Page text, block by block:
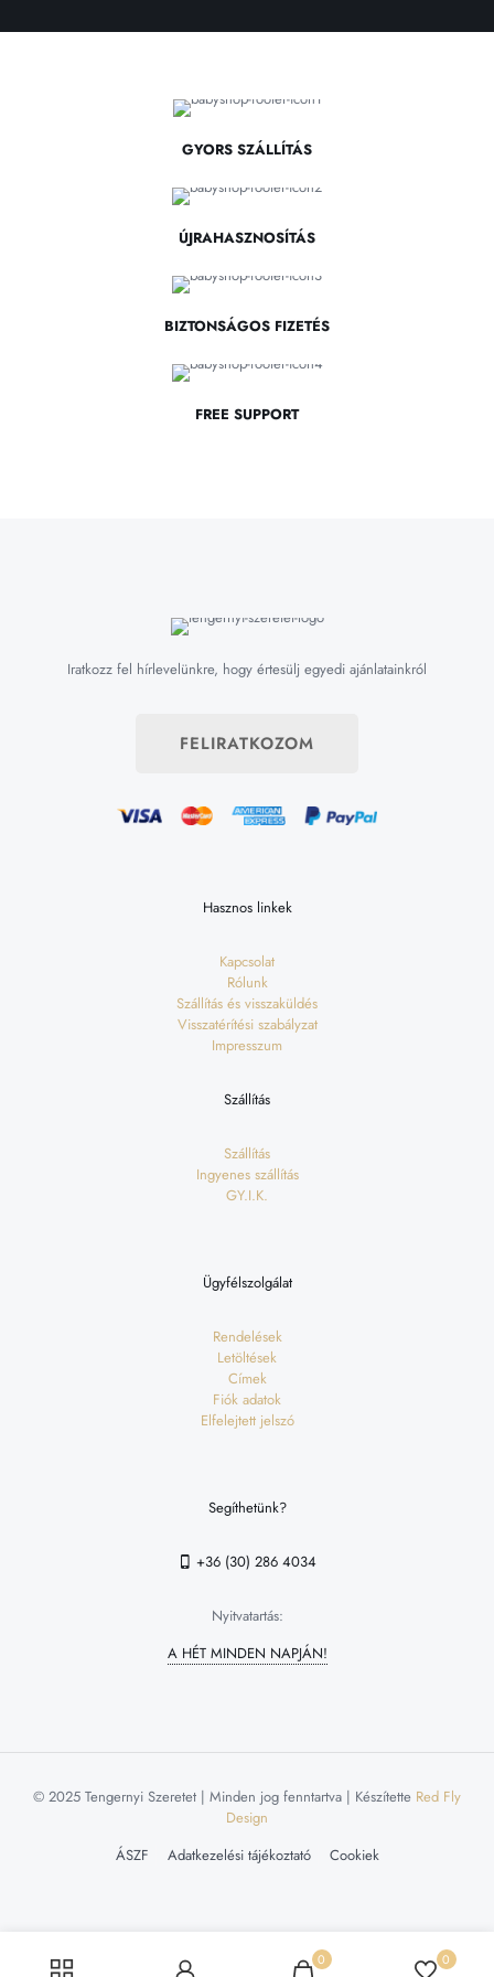
GYORS SZÁLLÍTÁS
ÚJRAHASZNOSÍTÁS
BIZTONSÁGOS FIZETÉS
FREE SUPPORT
Iratkozz fel hírlevelünkre, hogy értesülj egyedi ajánlatainkról
FELIRATKOZOM
Hasznos linkek
Kapcsolat
Rólunk
Szállítás és visszaküldés
Visszatérítési szabályzat
Impresszum
Szállítás
Szállítás
Ingyenes szállítás
GY.I.K.
Ügyfélszolgálat
Rendelések
Letöltések
Címek
Fiók adatok
Elfelejtett jelszó
Segíthetünk?
+36 (30) 286 4034
Nyitvatartás:
A HÉT MINDEN NAPJÁN!
© 2025 Tengernyi Szeretet | Minden jog fenntartva | Készítette Red Fly
Design
ÁSZF
Adatkezelési tájékoztató Cookiek
0 0